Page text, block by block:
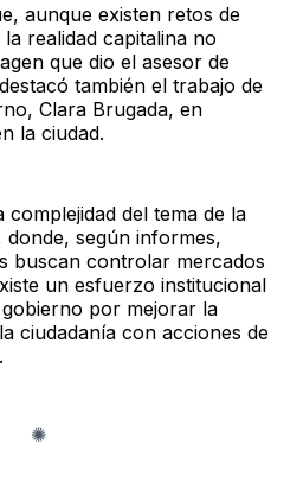
aunque existen retos de
realidad capitalina no
que dio el asesor de
también el trabajo de
Clara Brugada, en
la ciudad.
del tema de la
donde, según informes,
buscan controlar mercados
un esfuerzo institucional
por mejorar la
ciudadanía con acciones de